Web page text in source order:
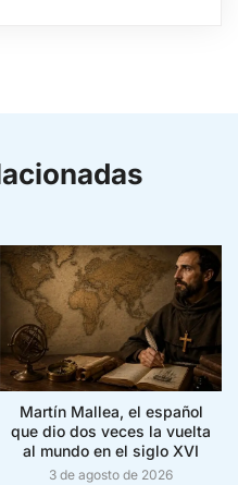
Martín Mallea, el español
que dio dos veces la vuelta
al mundo en el siglo XVI
3 de agosto de 2026